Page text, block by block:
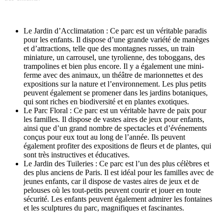
Le Jardin d’Acclimatation : Ce parc est un véritable paradis
pour les enfants. Il dispose d’une grande variété de manèges
et d’attractions, telle que des montagnes russes, un train
miniature, un carrousel, une tyrolienne, des toboggans, des
trampolines et bien plus encore. Il y a également une mini-
ferme avec des animaux, un théâtre de marionnettes et des
expositions sur la nature et l’environnement. Les plus petits
peuvent également se promener dans les jardins botaniques,
qui sont riches en biodiversité et en plantes exotiques.
Le Parc Floral : Ce parc est un véritable havre de paix pour
les familles. Il dispose de vastes aires de jeux pour enfants,
ainsi que d’un grand nombre de spectacles et d’événements
conçus pour eux tout au long de l’année. Ils peuvent
également profiter des expositions de fleurs et de plantes, qui
sont très instructives et éducatives.
Le Jardin des Tuileries : Ce parc est l’un des plus célèbres et
des plus anciens de Paris. Il est idéal pour les familles avec de
jeunes enfants, car il dispose de vastes aires de jeux et de
pelouses où les tout-petits peuvent courir et jouer en toute
sécurité. Les enfants peuvent également admirer les fontaines
et les sculptures du parc, magnifiques et fascinantes.